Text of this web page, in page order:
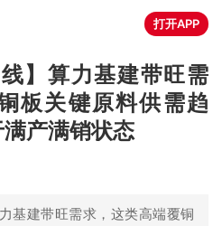
打开APP
线】算力基建带旺需
板关键原料供需趋
产满销状态
基建带旺需求，这类高端覆铜